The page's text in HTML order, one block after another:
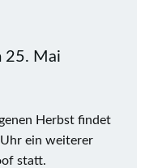
25. Mai
Herbst findet
ein weiterer
statt.